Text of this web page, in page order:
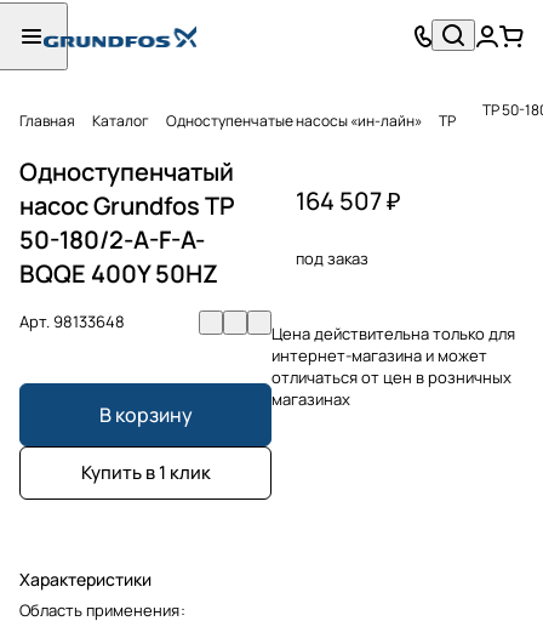
Главная Каталог Одноступенчатые насосы «ин-лайн» TP TP 50-
Одноступенчатый
насос Grundfos TP
50-180/2-A-F-A-
BQQE 400Y 50HZ
Арт.98133648
В корзину
Купить в 1 клик
Характеристики
Область применения:
164 507 ₽
под заказ
Цена действительна только для
интернет-магазина и может
отличаться от цен в розничных
магазинах